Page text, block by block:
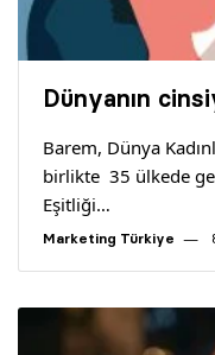
Dünyanın
Barem, Dünya
birlikte 35 ülkede
Eşitliği…
Marketing Türkiye